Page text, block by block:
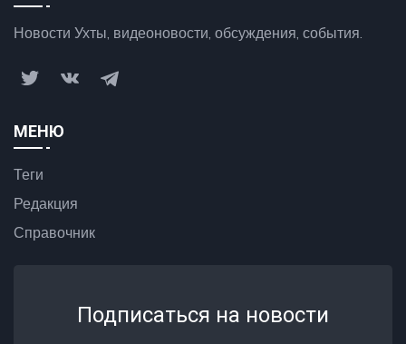
Новости Ухты, видеоновости, обсуждения, события.
МЕНЮ
Теги
Редакция
Справочник
Подписаться на новости